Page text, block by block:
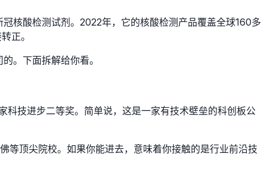
核酸检测试剂。2022年，它的核酸检测产品覆盖全球160多
正。
。下面拆解给你看。
技进步二等奖。简单说，这是一家有技术壁垒的科创板公
等顶尖院校。如果你能进去，意味着你接触的是行业前沿技